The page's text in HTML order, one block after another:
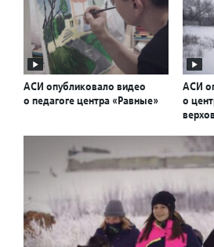
АСИ опубликовало видео
о педагоге центра «Равные»
АСИ
о